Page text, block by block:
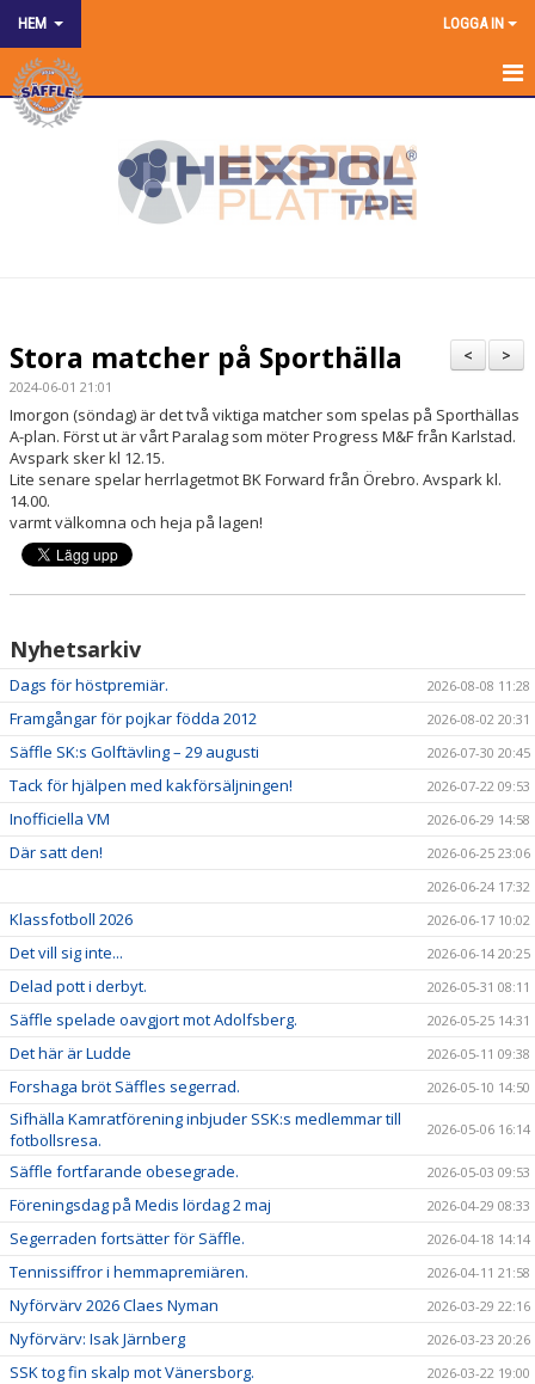
HEM LOGGA IN
HEM
KALENDER
BILDGALLERI
DOKUMENT
MATCHER
>
<
Stora matcher på Sporthälla
2024-06-01 21:01
Imorgon (söndag) är det två viktiga matcher som spelas på Sporthällas
A-plan. Först ut är vårt Paralag som möter Progress M&F från Karlstad.
Avspark sker kl 12.15.
Lite senare spelar herrlagetmot BK Forward från Örebro. Avspark kl.
14.00.
varmt välkomna och heja på lagen!
Nyhetsarkiv
Dags för höstpremiär. 2026-08-08 11:28
Framgångar för pojkar födda 2012 2026-08-02 20:31
Säffle SK:s Golftävling – 29 augusti 2026-07-30 20:45
Tack för hjälpen med kakförsäljningen! 2026-07-22 09:53
Inofficiella VM 2026-06-29 14:58
Där satt den!
2026-06-25 23:06
2026-06-24 17:32
Klassfotboll 2026 2026-06-17 10:02
Det vill sig inte... 2026-06-14 20:25
Delad pott i derbyt. 2026-05-31 08:11
Säffle spelade oavgjort mot Adolfsberg. 2026-05-25 14:31
Det här är Ludde 2026-05-11 09:38
Forshaga bröt Säffles segerrad. 2026-05-10 14:50
Sifhälla Kamratförening inbjuder SSK:s medlemmar till
fotbollsresa.
2026-05-06 16:14
Säffle fortfarande obesegrade. 2026-05-03 09:53
Föreningsdag på Medis lördag 2 maj 2026-04-29 08:33
Segerraden fortsätter för Säffle. 2026-04-18 14:14
Tennissiffror i hemmapremiären. 2026-04-11 21:58
Nyförvärv 2026 Claes Nyman 2026-03-29 22:16
Nyförvärv: Isak Järnberg 2026-03-23 20:26
SSK tog fin skalp mot Vänersborg. 2026-03-22 19:00